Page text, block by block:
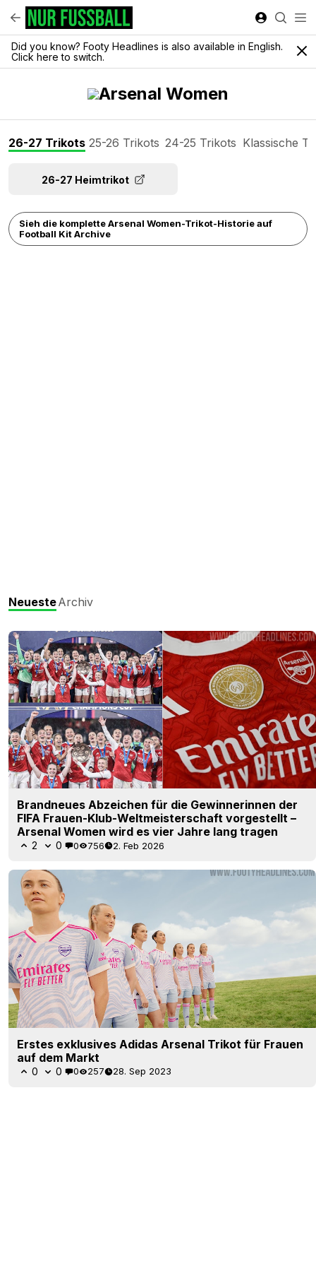
Did you know? Footy Headlines is also available in English.
Click here to switch.
Arsenal Women
26-27 Trikots 25-26 Trikots 24-25 Trikots Klassische
26-27 Heimtrikot
Sieh die komplette Arsenal Women-Trikot-Historie auf
Football Kit Archive
NeuesteArchiv
Brandneues Abzeichen für die Gewinnerinnen der
FIFA Frauen-Klub-Weltmeisterschaft vorgestellt –
Arsenal Women wird es vier Jahre lang tragen
2 0 0 756 2. Feb 2026
Erstes exklusives Adidas Arsenal Trikot für Frauen
auf dem Markt
0 0 0 257 28. Sep 2023